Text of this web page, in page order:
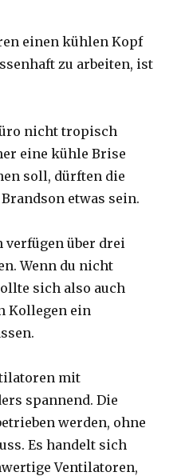
einen kühlen Kopf
zu arbeiten, ist
nicht tropisch
eine kühle Brise
soll, dürften die
etwas sein.
verfügen über drei
Wenn du nicht
sich also auch
Kollegen ein
mit
spannend. Die
werden, ohne
Es handelt sich
Ventilatoren,